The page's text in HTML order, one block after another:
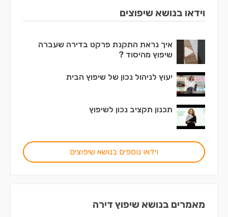
וידאו בנושא שיפוצים
איך נראת התקנת פרקט בדירה שעברה
שיפוץ מהיסוד ?
יעוץ לניהול נכון של שיפוץ הבית
תכנון תקציב נכון לשיפוץ
וידאו נוספים בנושא שיפוצים
מאמרים בנושא שיפוץ דירה